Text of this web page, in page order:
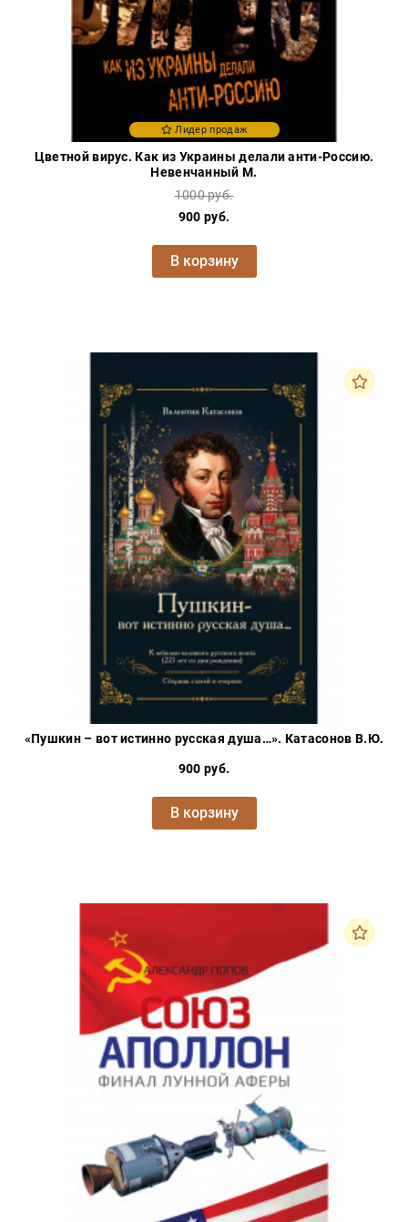
Лидер продаж
Цветной вирус. Как из Украины делали анти-Россию.
Невенчанный М.
1000 руб.
900 руб.
В корзину
«Пушкин – вот истинно русская душа…». Катасонов В.Ю.
900 руб.
В корзину